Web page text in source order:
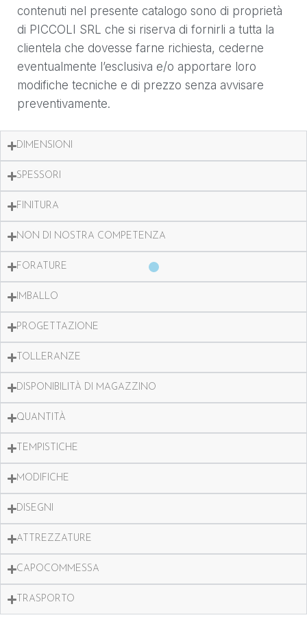
contenuti nel presente catalogo sono di proprietà
di PICCOLI SRL che si riserva di fornirli a tutta la
clientela che dovesse farne richiesta, cederne
eventualmente l’esclusiva e/o apportare loro
modifiche tecniche e di prezzo senza avvisare
preventivamente.
DIMENSIONI
SPESSORI
FINITURA
NON DI NOSTRA COMPETENZA
FORATURE
IMBALLO
PROGETTAZIONE
TOLLERANZE
DISPONIBILITÀ DI MAGAZZINO
QUANTITÀ
TEMPISTICHE
MODIFICHE
DISEGNI
ATTREZZATURE
CAPOCOMMESSA
TRASPORTO